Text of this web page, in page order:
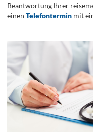
Beantwortung Ihrer
einen Telefontermin mit